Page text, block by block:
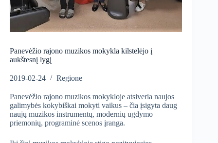
Panevėžio rajono muzikos mokykla kilstelėjo į
aukštesnį lygį
2019-02-24 Regione
Panevėžio rajono muzikos mokykloje atsiveria naujos
galimybės kokybiškai mokyti vaikus – čia įsigyta daug
naujų muzikos instrumentų, modernių ugdymo
priemonių, programinė scenos įranga.